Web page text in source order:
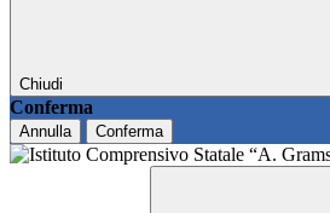
Chiudi
Conferma
Annulla Conferma